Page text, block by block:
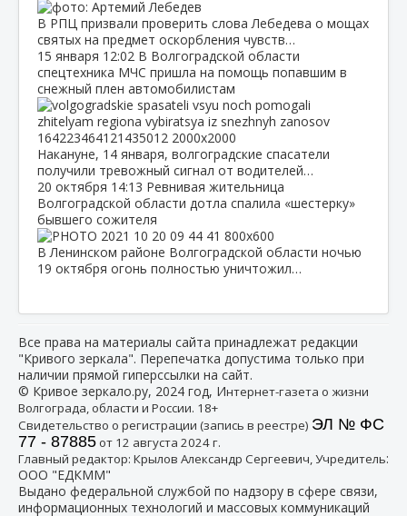
В РПЦ призвали проверить слова Лебедева о мощах
святых на предмет оскорбления чувств…
15 января 12:02 В Волгоградской области
спецтехника МЧС пришла на помощь попавшим в
снежный плен автомобилистам
Накануне, 14 января, волгоградские спасатели
получили тревожный сигнал от водителей…
20 октября 14:13 Ревнивая жительница
Волгоградской области дотла спалила «шестерку»
бывшего сожителя
В Ленинском районе Волгоградской области ночью
19 октября огонь полностью уничтожил…
Все права на материалы сайта принадлежат редакции
"Кривого зеркала". Перепечатка допустима только при
наличии прямой гиперссылки на сайт.
© Кривое зеркало.ру, 2024 год, Интернет-газета о жизни
Волгограда, области и России. 18+
Свидетельство о регистрации (запись в реестре) ЭЛ № ФС
77 - 87885от 12 августа 2024 г.
Главный редактор: Крылов Александр Сергеевич, Учредитель:
ООО "ЕДКММ"
Выдано федеральной службой по надзору в сфере связи,
информационных технологий и массовых коммуникаций